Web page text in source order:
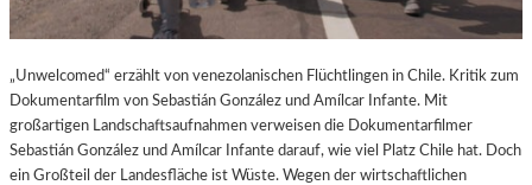
„Unwelcomed“ erzählt von venezolanischen Flüchtlingen in Chile. Kritik zum
Dokumentarfilm von Sebastián González und Amílcar Infante. Mit
großartigen Landschaftsaufnahmen verweisen die Dokumentarfilmer
Sebastián González und Amílcar Infante darauf, wie viel Platz Chile hat. Doch
ein Großteil der Landesfläche ist Wüste. Wegen der wirtschaftlichen